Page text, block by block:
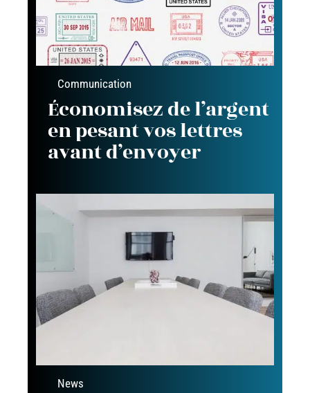
Communication
Économisez de l’argent
en pesant vos lettres
avant d’envoyer
News